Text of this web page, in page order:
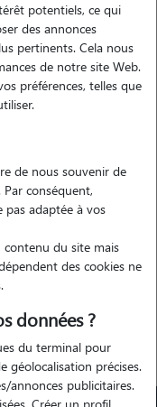
Damazan
potentiels, ce qui
des annonces
pertinents. Cela nous
de notre site Web.
préférences, telles que
de nous souvenir de
conséquent,
pas adaptée à vos
contenu du site mais
des cookies ne
données ?
du terminal pour
géolocalisation précises.
annonces publicitaires.